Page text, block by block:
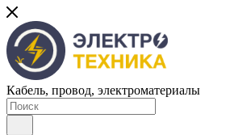
Кабель, провод, электроматериалы